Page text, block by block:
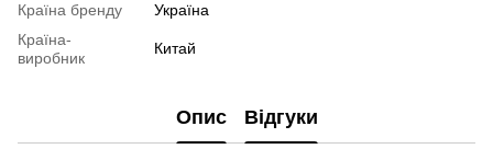
Країна бренду
Україна
Країна-
виробник
Китай
Опис Відгуки